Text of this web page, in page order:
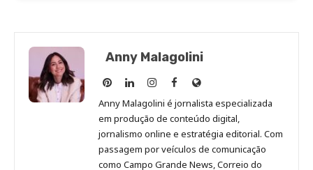
Anny Malagolini
Anny
Malagolini
no
Pinterest
Anny
Malagolini
no
LinkedIn
Anny
Malagolini
no
Instagram
Anny
Malagolini
no
Facebook
Site
de
Anny
Malagolini
Anny Malagolini é jornalista especializada
em produção de conteúdo digital,
jornalismo online e estratégia editorial. Com
passagem por veículos de comunicação
como Campo Grande News, Correio do